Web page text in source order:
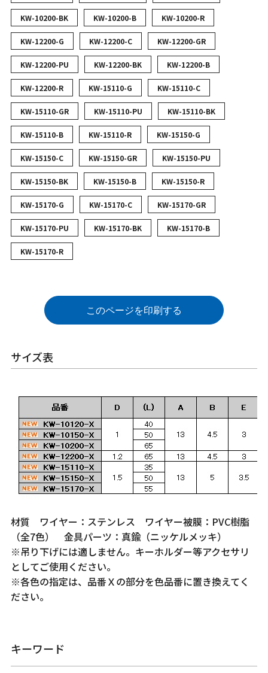
KW-10200-BK KW-10200-B KW-10200-R
KW-12200-G KW-12200-C KW-12200-GR
KW-12200-PU KW-12200-BK KW-12200-B
KW-12200-R KW-15110-G KW-15110-C
KW-15110-GR KW-15110-PU KW-15110-BK
KW-15110-B KW-15110-R KW-15150-G
KW-15150-C KW-15150-GR KW-15150-PU
KW-15150-BK KW-15150-B KW-15150-R
KW-15170-G KW-15170-C KW-15170-GR
KW-15170-PU KW-15170-BK KW-15170-B
KW-15170-R
このページを印刷する
サイズ表
材質 ワイヤー：ステンレス ワイヤー被膜：PVC樹脂
（全7色） 金具パーツ：真鍮（ニッケルメッキ）
※吊り下げには適しません。キーホルダー等アクセサリ
としてご使用ください。
※各色の指定は、品番Ｘの部分を色品番に置き換えてく
ださい。
キーワード